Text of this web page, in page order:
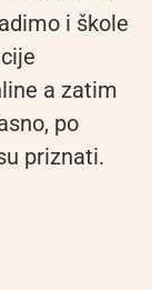
i škole
a zatim
po
priznati.